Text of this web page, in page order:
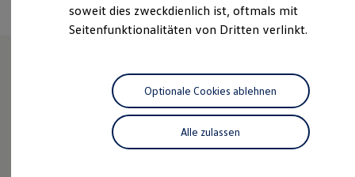
E-Auto-Förderung
Software und Konnektivität
Digitale Extras
Schnittstellen zu Ihrem ID.
Hybridautos
Marke und Erlebnis
Volkswagen R und R Experience
R-Modelle
Wie können wir
Ihnen weiterhelfen?
soweit dies zweckdienlich ist, oftmals mit
Seitenfunktionalitäten von Dritten verlinkt.
Alle zulassen
Optionale Cookies ablehnen